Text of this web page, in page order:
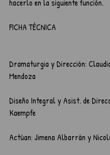
hacerlo en la siguiente función.
FICHA TÉCNICA
Dramaturgia y Dirección:
Mendoza
Diseño Integral y Asist. de
Kaempfe
Actúan: Jimena Albarrán y